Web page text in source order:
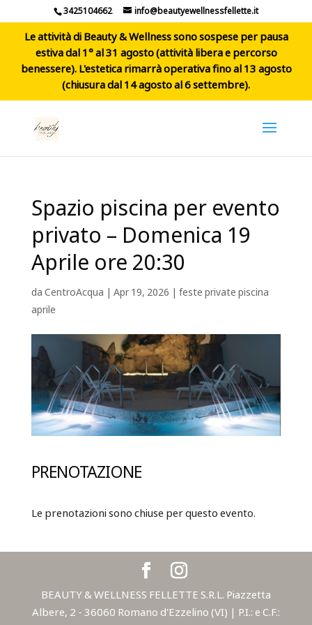
3425104662 info@beautyewellnessfellette.it
Le attività di Beauty & Wellness sono sospese per pausa
estiva dal 1° al 31 agosto (attività libera e percorso
benessere). L'estetica rimarrà operativa fino al 13 agosto
(chiusura dal 14 agosto al 6 settembre).
Spazio piscina per evento
privato – Domenica 19
Aprile ore 20:30
daCentroAcqua | Apr 19, 2026 | feste private piscina
aprile
PRENOTAZIONE
Le prenotazioni sono chiuse per questo evento.
BEAUTY & WELLNESS FELLETTE S.R.L. Piazzetta
Albere, 2 - 36060 Romano d'Ezzelino (VI) | P.I.: e C.F.: